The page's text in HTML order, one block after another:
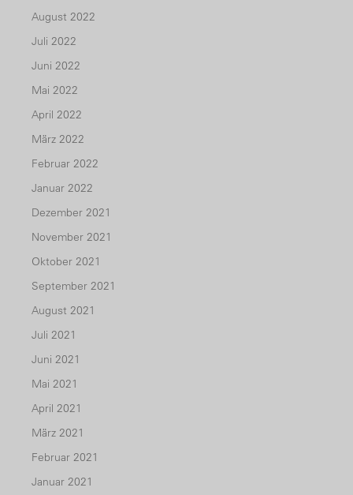
August 2022
Juli 2022
Juni 2022
Mai 2022
April 2022
März 2022
Februar 2022
Januar 2022
Dezember 2021
November 2021
Oktober 2021
September 2021
August 2021
Juli 2021
Juni 2021
Mai 2021
April 2021
März 2021
Februar 2021
Januar 2021